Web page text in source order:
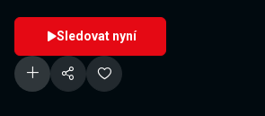
Sledovat nyní